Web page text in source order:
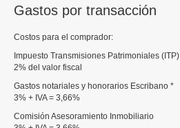
Gastos por transacción
Costos para el comprador:
Impuesto Transmisiones Patrimoniales (ITP)
2% del valor fiscal
Gastos notariales y honorarios Escribano *
3% + IVA = 3,66%
Comisión Asesoramiento Inmobiliario